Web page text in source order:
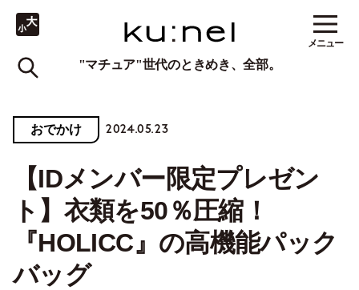
"マチュア"世代のときめき、全部。
メニュー
おでかけ 2024.05.23
【IDメンバー限定プレゼン
ト】衣類を50％圧縮！
『HOLICC』の高機能パック
バッグ